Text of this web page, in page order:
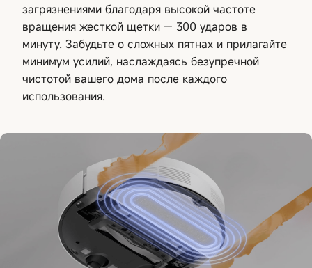
загрязнениями благодаря высокой частоте
вращения жесткой щетки — 300 ударов в
минуту. Забудьте о сложных пятнах и прилагайте
минимум усилий, наслаждаясь безупречной
чистотой вашего дома после каждого
использования.